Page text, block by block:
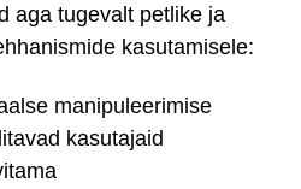
aga tugevalt petlike ja
kasutamisele:
manipuleerimise
kasutajaid